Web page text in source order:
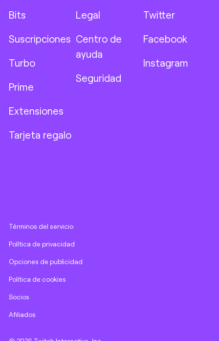
Bits
Suscripciones
Turbo
Prime
Extensiones
Tarjeta regalo
Legal
Centro de
ayuda
Seguridad
Twitter
Facebook
Instagram
Términos del servicio
Política de privacidad
Opciones de publicidad
Política de cookies
Socios
Afiliados